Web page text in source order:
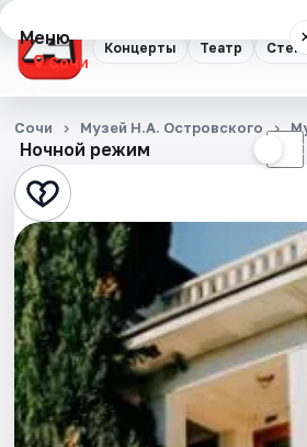
Концерты Театр
Меню
Сочи
Концерты
Театр
Стендап
Выставки
Квесты
Экскурсии
Спорт
Ночной режим ☾
Сочи Музей Н.А. Островского